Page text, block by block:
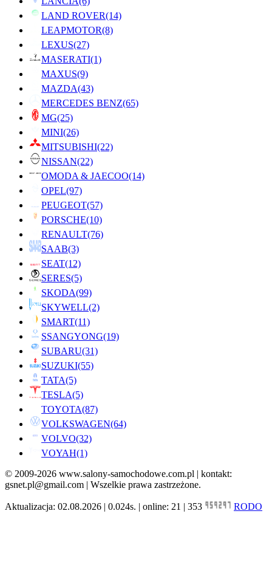
LAND ROVER(14)
LEAPMOTOR(8)
LEXUS(27)
MASERATI(1)
MAXUS(9)
MAZDA(43)
MERCEDES BENZ(65)
MG(25)
MINI(26)
MITSUBISHI(22)
NISSAN(22)
OMODA & JAECOO(14)
OPEL(97)
PEUGEOT(57)
PORSCHE(10)
RENAULT(76)
SAAB(3)
SEAT(12)
SERES(5)
SKODA(99)
SKYWELL(2)
SMART(11)
SSANGYONG(19)
SUBARU(31)
SUZUKI(55)
TATA(5)
TESLA(5)
TOYOTA(87)
VOLKSWAGEN(64)
VOLVO(32)
VOYAH(1)
© 2009-2026 www.salony-samochodowe.com.pl | kontakt:
gsnet.pl@gmail.com | Wszelkie prawa zastrzeżone.
Aktualizacja: 02.08.2026 | 0.024s. | online: 21 | 353 RODO